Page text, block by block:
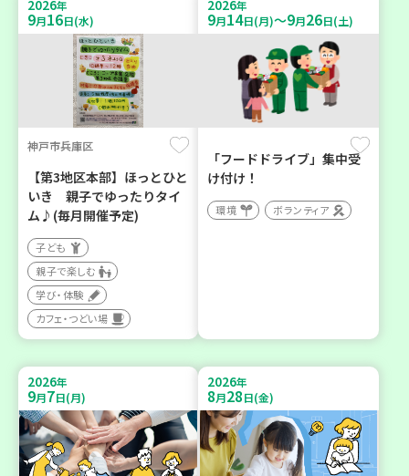
2026年
9月16日(水)
神戸市兵庫区
【第3地区本部】ほっとひと
いき 親子でゆったりタイ
ム♪(毎月開催予定)
子ども
親子で楽しむ
学び・体験
カフェ・つどい場
2026年
9月14日(月)～9月26日(土)
「フードドライブ」集中受
け付け！
環境 ボランティア
2026年
9月7日(月)
2026年
8月28日(金)